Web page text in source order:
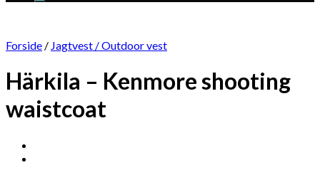
Forside / Jagtvest / Outdoor vest
Härkila – Kenmore shooting
waistcoat